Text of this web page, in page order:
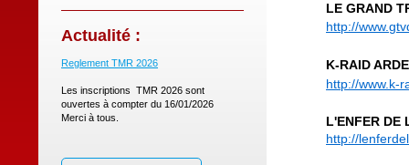
Actualité :
Reglement TMR 2026
Les inscriptions TMR 2026 sont
ouvertes à compter du 16/01/2026
Merci à tous.
LE GRAND
http://
K-RAID
http://www.k-
L'ENFER DE
http://